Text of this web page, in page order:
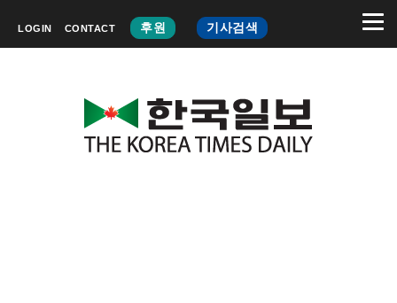
LOGIN CONTACT 후원 기사검색